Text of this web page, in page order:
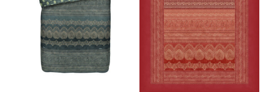
Optionen
können
Optionen
können
auf